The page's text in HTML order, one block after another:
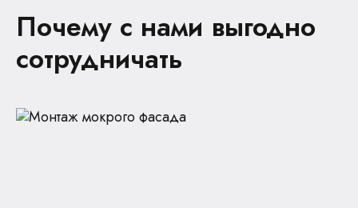
Почему с нами выгодно
сотрудничать